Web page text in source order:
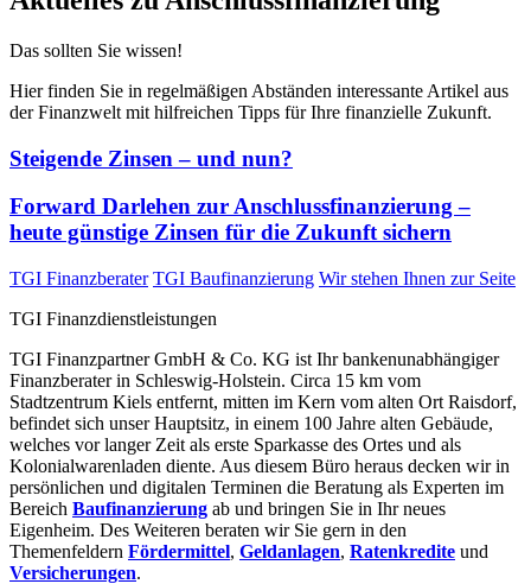
Das sollten Sie wissen!
Hier finden Sie in regelmäßigen Abständen interessante Artikel aus
der Finanzwelt mit hilfreichen Tipps für Ihre finanzielle Zukunft.
Steigende Zinsen – und nun?
Forward Darlehen zur Anschlussfinanzierung –
heute günstige Zinsen für die Zukunft sichern
TGI Finanzberater TGI Baufinanzierung Wir stehen Ihnen zur Seite
TGI Finanzdienstleistungen
TGI Finanzpartner GmbH & Co. KG ist Ihr bankenunabhängiger
Finanzberater in Schleswig-Holstein. Circa 15 km vom
Stadtzentrum Kiels entfernt, mitten im Kern vom alten Ort Raisdorf,
befindet sich unser Hauptsitz, in einem 100 Jahre alten Gebäude,
welches vor langer Zeit als erste Sparkasse des Ortes und als
Kolonialwarenladen diente. Aus diesem Büro heraus decken wir in
persönlichen und digitalen Terminen die Beratung als Experten im
Bereich Baufinanzierung ab und bringen Sie in Ihr neues
Eigenheim. Des Weiteren beraten wir Sie gern in den
Themenfeldern Fördermittel, Geldanlagen, Ratenkredite und
Versicherungen.